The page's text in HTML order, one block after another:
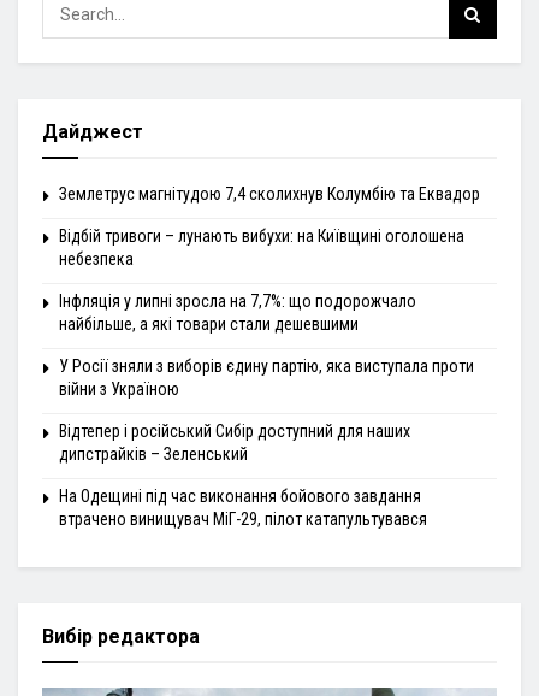
Дайджест
Землетрус магнітудою 7,4 сколихнув Колумбію та Еквадор
Відбій тривоги – лунають вибухи: на Київщині оголошена
небезпека
Інфляція у липні зросла на 7,7%: що подорожчало
найбільше, а які товари стали дешевшими
У Росії зняли з виборів єдину партію, яка виступала проти
війни з Україною
Відтепер і російський Сибір доступний для наших
дипстрайків – Зеленський
На Одещині під час виконання бойового завдання
втрачено винищувач МіГ-29, пілот катапультувався
Вибір редактора